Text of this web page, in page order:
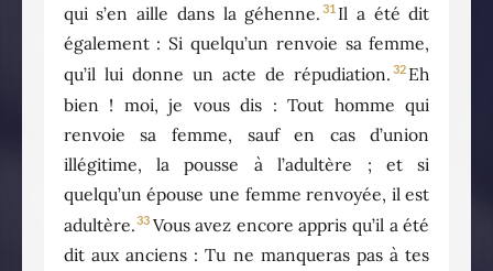
qui s’en aille dans la géhenne. 31 Il a été dit
également : Si quelqu’un renvoie sa femme,
qu’il lui donne un acte de répudiation. 32 Eh
bien ! moi, je vous dis : Tout homme qui
renvoie sa femme, sauf en cas d’union
illégitime, la pousse à l’adultère ; et si
quelqu’un épouse une femme renvoyée, il est
adultère.33 Vous avez encore appris qu’il a été
dit aux anciens : Tu ne manqueras pas à tes